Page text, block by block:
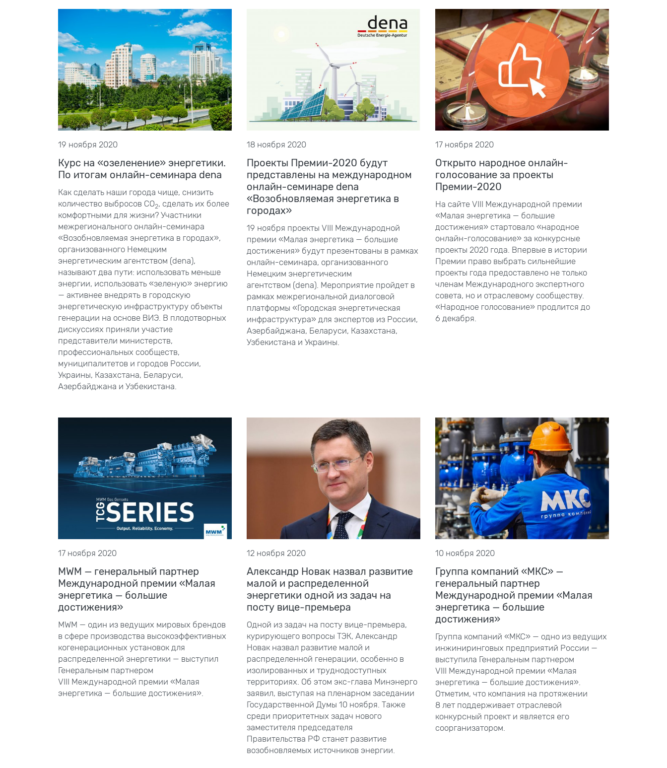
19 ноября 2020
Курс на «озеленение» энергетики.
По итогам онлайн-семинара dena
Как сделать наши города чище, снизить
количество выбросов СО2, сделать их более
комфортными для жизни? Участники
межрегионального онлайн-семинара
«Возобновляемая энергетика в городах»,
организованного Немецким
энергетическим агентством (dena),
называют два пути: использовать меньше
энергии, использовать «зеленую» энергию
— активнее внедрять в городскую
энергетическую инфраструктуру объекты
генерации на основе ВИЭ. В плодотворных
дискуссиях приняли участие
представители министерств,
профессиональных сообществ,
муниципалитетов и городов России,
Украины, Казахстана, Беларуси,
Азербайджана и Узбекистана.
18 ноября 2020
Проекты Премии-2020 будут
представлены на международном
онлайн-семинаре dena
«Возобновляемая энергетика в
городах»
19 ноября проекты VIII Международной
премии «Малая энергетика — большие
достижения» будут презентованы в рамках
онлайн-семинара, организованного
Немецким энергетическим
агентством (dena). Мероприятие пройдет в
рамках межрегиональной диалоговой
платформы «Городская энергетическая
инфраструктура» для экспертов из России,
Азербайджана, Беларуси, Казахстана,
Узбекистана и Украины.
17 ноября 2020
Открыто народное онлайн-
голосование за проекты
Премии-2020
На сайте VIII Международной премии
«Малая энергетика — большие
достижения» стартовало «народное
онлайн-голосование» за конкурсные
проекты 2020 года. Впервые в истории
Премии право выбрать сильнейшие
проекты года предоставлено не только
членам Международного экспертного
совета, но и отраслевому сообществу.
«Народное голосование» продлится до
6 декабря.
17 ноября 2020
MWM — генеральный партнер
Международной премии «Малая
энергетика — большие
достижения»
MWM — один из ведущих мировых брендов
в сфере производства высокоэффективных
когенерационных установок для
распределенной энергетики — выступил
Генеральным партнером
VIII Международной премии «Малая
энергетика — большие достижения».
12 ноября 2020
Александр Новак назвал развитие
малой и распределенной
энергетики одной из задач на
посту вице-премьера
Одной из задач на посту вице-премьера,
курирующего вопросы ТЭК, Александр
Новак назвал развитие малой и
распределенной генерации, особенно в
изолированных и труднодоступных
территориях. Об этом экс-глава Минэнерго
заявил, выступая на пленарном заседании
Государственной Думы 10 ноября. Также
среди приоритетных задач нового
заместителя председателя
Правительства РФ станет развитие
возобновляемых источников энергии.
10 ноября 2020
Группа компаний «МКС» —
генеральный партнер
Международной премии «Малая
энергетика — большие
достижения»
Группа компаний «МКС» — одно из ведущих
инжиниринговых предприятий России —
выступила Генеральным партнером
VIII Международной премии «Малая
энергетика — большие достижения».
Отметим, что компания на протяжении
8 лет поддерживает отраслевой
конкурсный проект и является его
соорганизатором.